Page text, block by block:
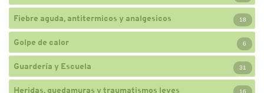
Fiebre aguda, antitermicos y analgesicos 18
Golpe de calor 6
Guardería y Escuela 31
Heridas, quedamuras y traumatismos leves 16